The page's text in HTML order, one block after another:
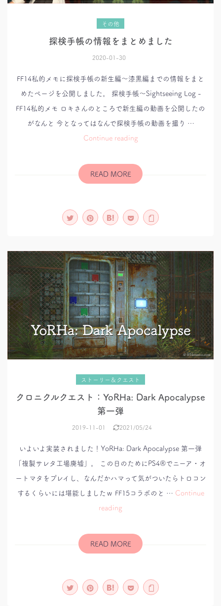
その他
探検手帳の情報をまとめました
2020-01-30
FF14私的メモに探検手帳の新生編～漆黒編までの情報をまと
めたページを公開しました。 探検手帳～Sightseeing Log -
FF14私的メモ ロキさんのところで新生編の動画を公開したの
がなんと 今となってはなんで探検手帳の動画を撮り …
Continue reading検
情
報
を
し
た
READ MORE
ストーリー＆クエスト
クロニクルクエスト：YoRHa: Dark Apocalypse
第一弾
2019-11-01 2021/05/24
いよいよ実装されました！YoRHa: Dark Apocalypse 第一弾
「複製サレタ工場廃墟」。 この日のためにPS4®でニーア・オ
ートマタをプレイし、なんだかハマって気がついたらトロコン
するくらいには堪能しましたｗ FF15コラボのと … Continue
readingロ
エ
ス
Apocalypse
第
一
READ MORE